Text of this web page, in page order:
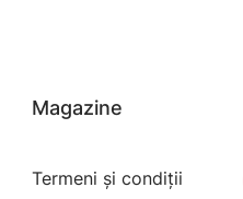
Magazine
Termeni şi condiţii